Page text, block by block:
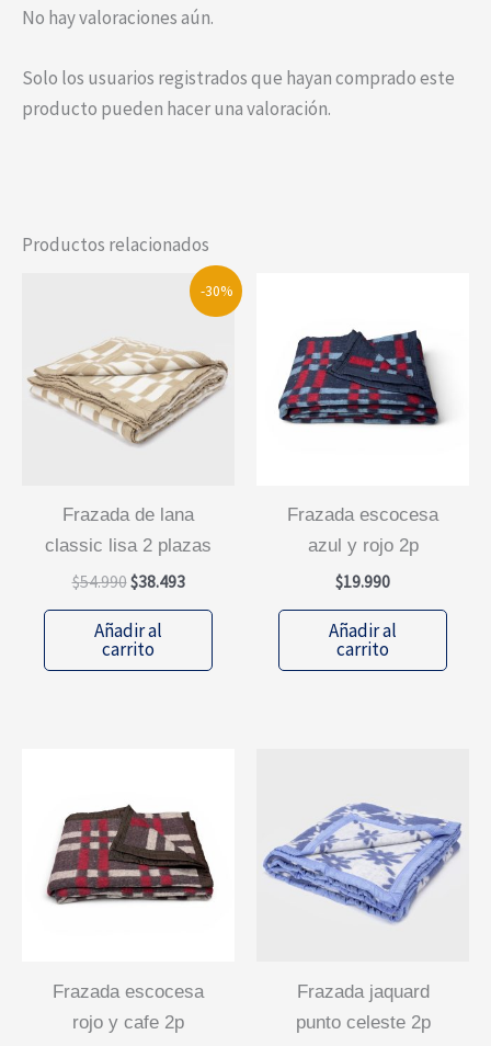
No hay valoraciones aún.
Solo los usuarios registrados que hayan comprado este
producto pueden hacer una valoración.
Productos relacionados
-30%
frazada de lana
classic lisa 2 plazas
$54.990El
original
era:
$38.493El
actual
$38.493.
Añadir al
carrito
frazada escocesa
azul y rojo 2p
$19.990
Añadir al
carrito
frazada escocesa
rojo y cafe 2p
frazada jaquard
punto celeste 2p